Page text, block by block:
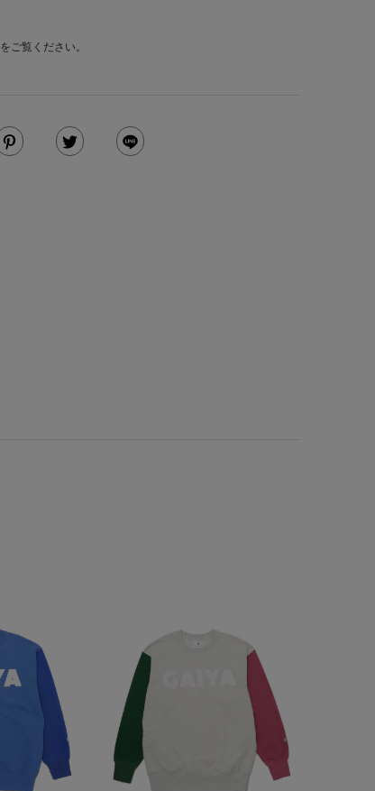
をご覧ください。